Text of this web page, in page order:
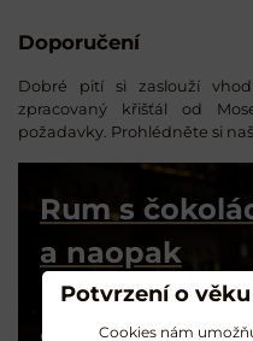
Doporučení
Dobré pití si zaslouží
zpracovaný křišťál od
požadavky. Prohlédněte si
Rum s
a naopak
Degustační tipy
od Radka z RumMe
Potvrzení o
Cookies nám